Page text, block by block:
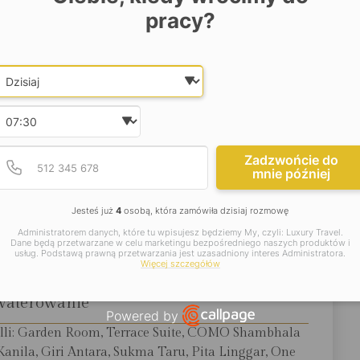
we krwi. Na miejscu są obecni dietetyk i lekarz
diety. Podczas pobytu warto odwiedzić centrum
ryżowymi. Słynie ono z galerii, świątyń i sklepików,
informacje:
45 min jazdy z portu lotniczego Denpasar.
Garden Room, Terrace Suite, COMO Shambhala
Giri Antara, Sukma Taru, Pita Linggar, One
pracy?
Date and time slection for
Wybierz datę
Numer telefonu
Podaj poprawny numer
Zadzwońcie do
mnie później
Jesteś już 4 osobą, która zamówiła dzisiaj rozmowę
Administratorem danych, które tu wpisujesz będziemy My, czyli: Luxury Travel.
Dane będą przetwarzane w celu marketingu bezpośredniego naszych produktów i
usług. Podstawą prawną przetwarzania jest uzasadniony interes Administratora.
Więcej szczegółów
Powered by
Open link in new window